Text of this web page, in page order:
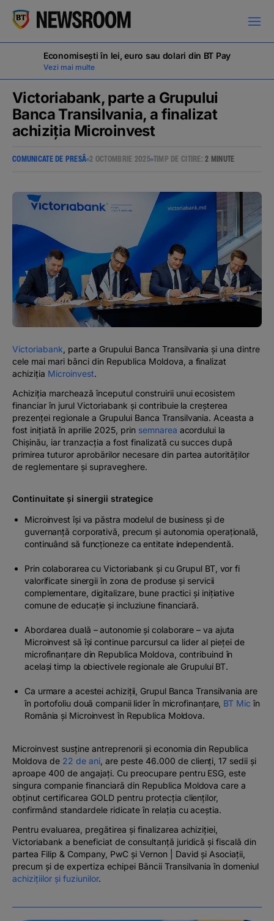
NOUTĂȚI
ANUNȚURI
#BTVOICE
BLOG
Economisești în lei, euro sau dolari din BT Pay
Vezi mai multe
Victoriabank, parte a Grupului
Banca Transilvania, a finalizat
achiziția Microinvest
COMUNICATE DE PRESĂ 2 OCTOMBRIE 2025 TIMP DE CITIRE:2 MINUTE
Victoriabank , parte a Grupului Banca Transilvania și una dintre
cele mai mari bănci din Republica Moldova, a finalizat
achiziția Microinvest.
Achiziția marchează începutul construirii unui ecosistem
financiar în jurul Victoriabank și contribuie la creșterea
prezenței regionale a Grupului Banca Transilvania. Aceasta a
fost inițiată în aprilie 2025, prin semnarea acordului la
Chișinău, iar tranzacția a fost finalizată cu succes după
primirea tuturor aprobărilor necesare din partea autorităților
de reglementare și supraveghere.
Continuitate și sinergii strategice
Microinvest își va păstra modelul de business și de
guvernanță corporativă, precum și autonomia operațională,
continuând să funcționeze ca entitate independentă.
Prin colaborarea cu Victoriabank și cu Grupul BT, vor fi
valorificate sinergii în zona de produse și servicii
complementare, digitalizare, bune practici și inițiative
comune de educație și incluziune financiară.
Abordarea duală – autonomie și colaborare – va ajuta
Microinvest să își continue parcursul ca lider al pieței de
microfinanțare din Republica Moldova, contribuind în
același timp la obiectivele regionale ale Grupului BT.
Ca urmare a acestei achiziții, Grupul Banca Transilvania are
în portofoliu două companii lider în microfinanțare, BT Mic în
România și Microinvest în Republica Moldova.
Microinvest susține antreprenorii și economia din Republica
Moldova de 22 de ani, are peste 46.000 de clienți, 17 sedii și
aproape 400 de angajați. Cu preocupare pentru ESG, este
singura companie financiară din Republica Moldova care a
obținut certificarea GOLD pentru protecția clienților,
confirmând standardele ridicate în relația cu aceștia.
Pentru evaluarea, pregătirea și finalizarea achiziției,
Victoriabank a beneficiat de consultanță juridică și fiscală din
partea Filip & Company, PwC și Vernon | David și Asociații,
precum și de expertiza echipei Băncii Transilvania în domeniul
achizițiilor și fuziunilor.